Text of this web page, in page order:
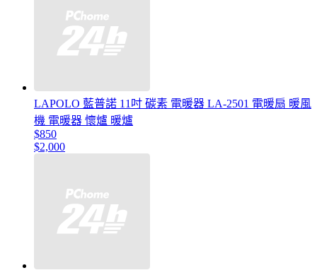
LAPOLO 藍普諾 11吋 碳素 電暖器 LA-2501 電暖扇 暖風
機 電暖器 懷爐 暖爐
$850
$2,000